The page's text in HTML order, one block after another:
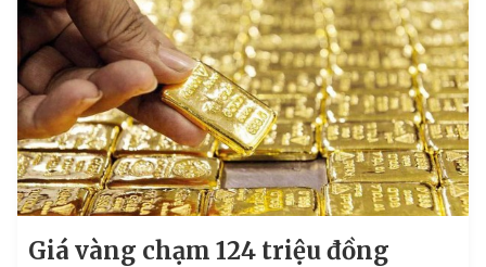
Giá vàng chạm 124 triệu đồng